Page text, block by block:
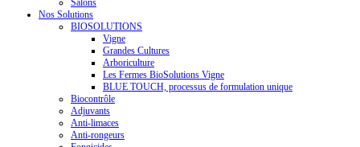
Salons
Nos Solutions
BIOSOLUTIONS
Vigne
Grandes Cultures
Arboriculture
Les Fermes BioSolutions Vigne
BLUE TOUCH, processus de formulation unique
Biocontrôle
Adjuvants
Anti-limaces
Anti-rongeurs